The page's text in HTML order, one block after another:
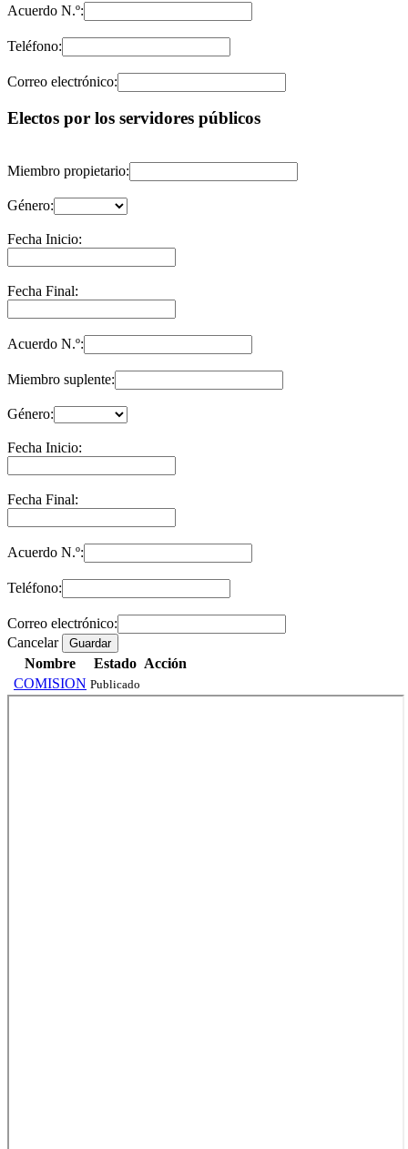
Acuerdo N.º:
Teléfono:
Correo electrónico:
Electos por los servidores públicos
Miembro propietario:
Género:
Fecha Inicio:
Fecha Final:
Acuerdo N.º:
Miembro suplente:
Género:
Fecha Inicio:
Fecha Final:
Acuerdo N.º:
Teléfono:
Correo electrónico:
Cancelar
Guardar
Nombre Estado Acción
COMISION Publicado